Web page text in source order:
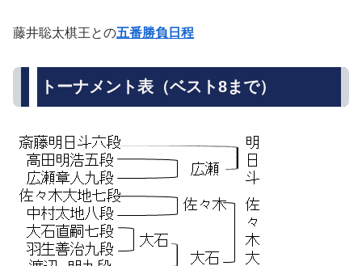
藤井聡太棋王との五番勝負日程
トーナメント表（ベスト8まで）